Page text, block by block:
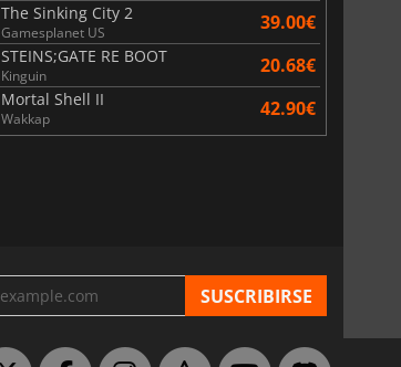
The Sinking City 2
Gamesplanet US 39.00€
STEINS;GATE RE BOOT
Kinguin 20.68€
Mortal Shell II
Wakkap 42.90€